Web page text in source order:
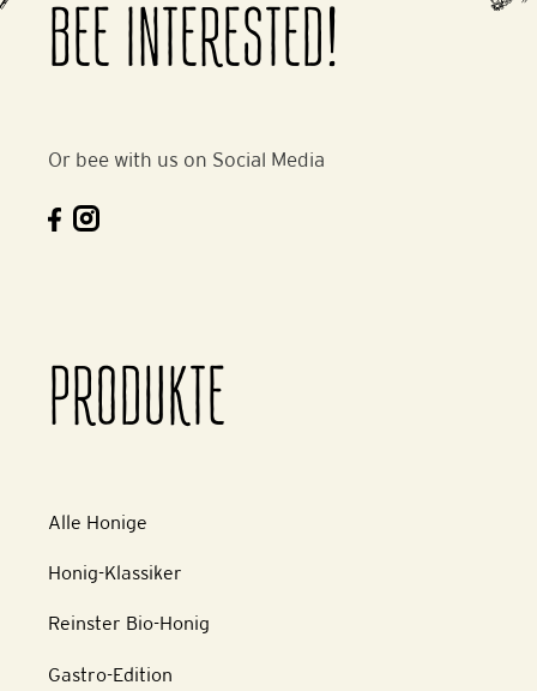
BEE INTERESTED!
Or bee with us on Social Media
PRODUKTE
Alle Honige
Honig-Klassiker
Reinster Bio-Honig
Gastro-Edition